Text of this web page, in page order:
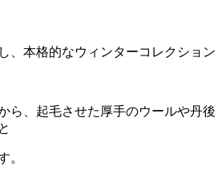
、本格的なウィンターコレクション
ら、起毛させた厚手のウールや丹後
。